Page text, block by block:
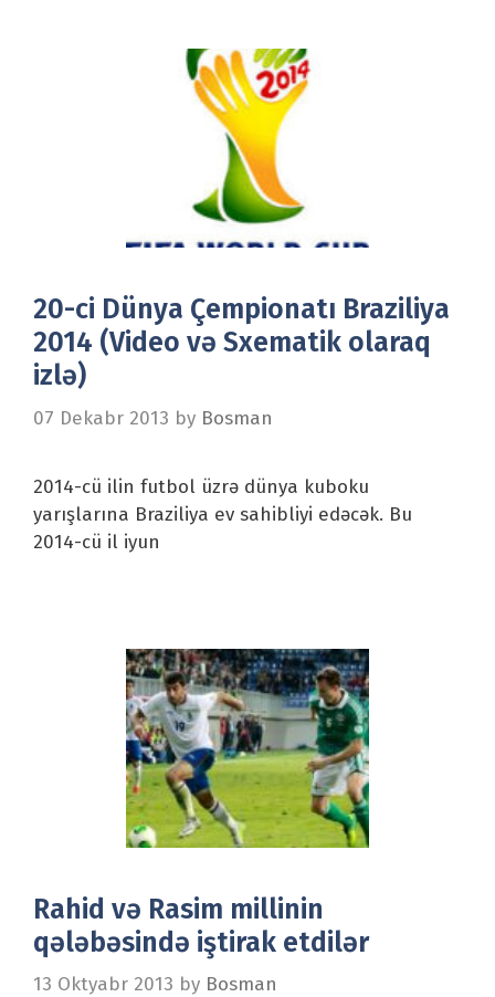
20-ci Dünya Çempionatı Braziliya
2014 (Video və Sxematik olaraq
izlə)
07 Dekabr 2013 by Bosman
2014-cü ilin futbol üzrə dünya kuboku
yarışlarına Braziliya ev sahibliyi edəcək. Bu
2014-cü il iyun
Rahid və Rasim millinin
qələbəsində iştirak etdilər
13 Oktyabr 2013 by Bosman